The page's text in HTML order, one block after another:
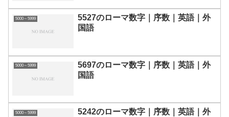
5000～5999
5527のローマ数字｜序数｜英語｜外
国語
5000～5999
5697のローマ数字｜序数｜英語｜外
国語
5000～5999
5242のローマ数字｜序数｜英語｜外